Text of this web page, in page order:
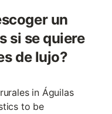
un
si se quiere
de lujo?
in Águilas
to be